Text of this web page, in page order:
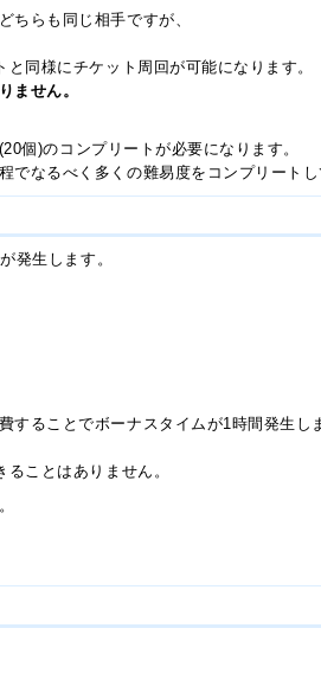
ちらも同じ相手ですが、
同様にチケット周回が可能になります。
ません。
個)のコンプリートが必要になります。
なるべく多くの難易度をコンプリートし
が発生します。
ることでボーナスタイムが1時間発生し
ことはありません。